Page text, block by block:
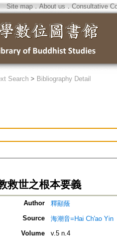
Site map．About us ． Consultative
Search > Bibliography Detail
救世之根本要義
Author
釋顯蔭
Source
海潮音=Hai Ch'ao Yin
Volume
v.5 n.4